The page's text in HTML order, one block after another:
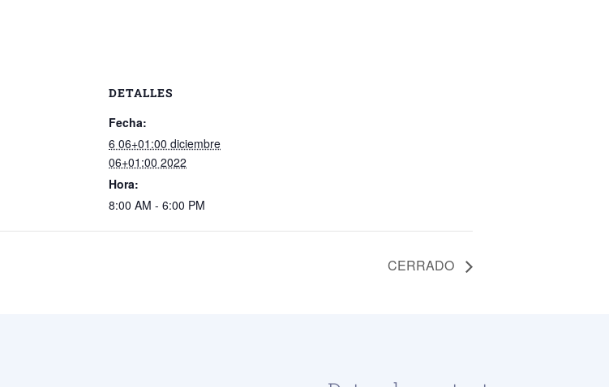
DETALLES
Fecha:
6 06+01:00 diciembre
06+01:00 2022
Hora:
8:00 AM - 6:00 PM
CERRADO